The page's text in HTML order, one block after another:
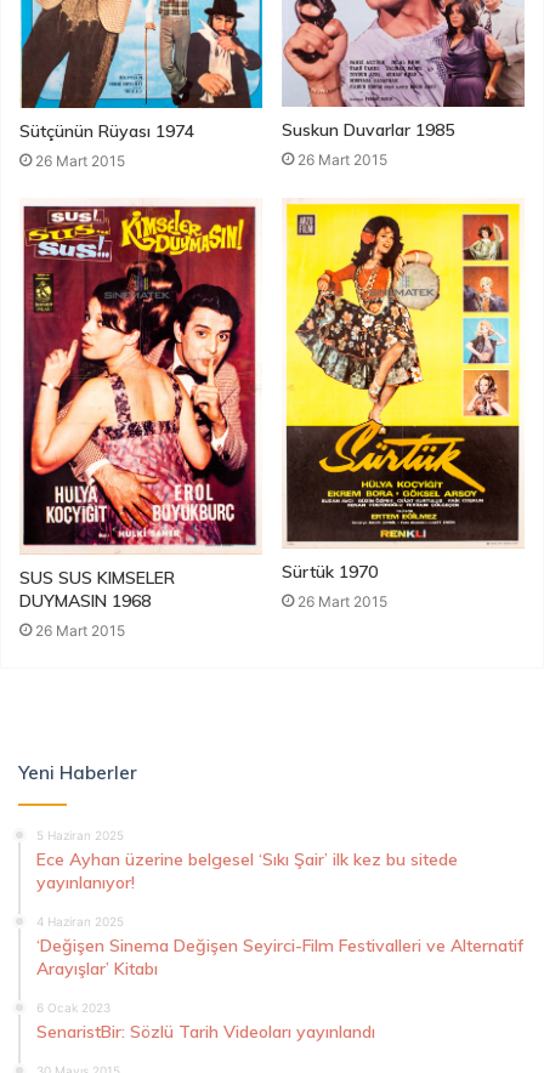
Sütçünün Rüyası 1974
26 Mart 2015
Suskun Duvarlar 1985
26 Mart 2015
SUS SUS KIMSELER
DUYMASIN 1968
26 Mart 2015
Sürtük 1970
26 Mart 2015
Yeni Haberler
5 Haziran 2025
Ece Ayhan üzerine belgesel ‘Sıkı Şair’ ilk kez bu sitede
yayınlanıyor!
4 Haziran 2025
‘Değişen Sinema Değişen Seyirci-Film Festivalleri ve Alternatif
Arayışlar’ Kitabı
6 Ocak 2023
SenaristBir: Sözlü Tarih Videoları yayınlandı